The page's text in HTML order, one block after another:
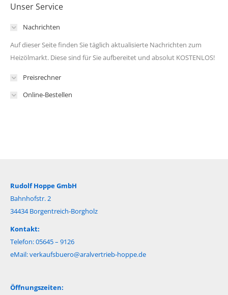
Unser Service
Nachrichten
Auf dieser Seite finden Sie täglich aktualisierte Nachrichten zum
Heizölmarkt. Diese sind für Sie aufbereitet und absolut KOSTENLOS!
Preisrechner
Online-Bestellen
Rudolf Hoppe GmbH
Bahnhofstr. 2
34434 Borgentreich-Borgholz
Kontakt:
Telefon: 05645 – 9126
eMail:verkaufsbuero@aralvertrieb-hoppe.de
Öffnungszeiten: